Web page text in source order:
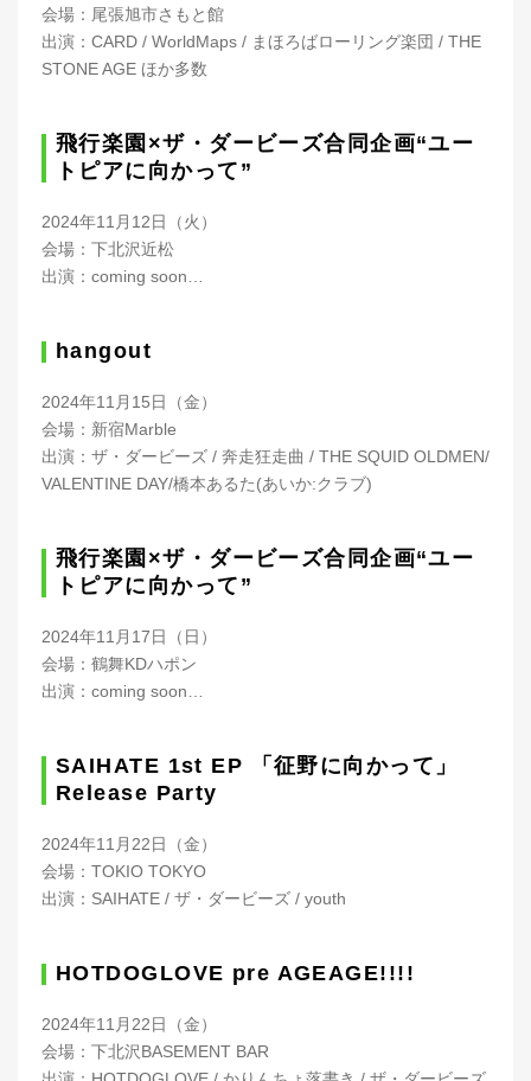
会場：尾張旭市さもと館
出演：CARD / WorldMaps / まほろばローリング楽団 / THE
STONE AGE ほか多数
飛行楽園×ザ・ダービーズ合同企画“ユー
トピアに向かって”
2024年11月12日（火）
会場：下北沢近松
出演：coming soon…
hangout
2024年11月15日（金）
会場：新宿Marble
出演：ザ・ダービーズ / 奔走狂走曲 / THE SQUID OLDMEN/
VALENTINE DAY/橋本あるた(あいか:クラブ)
飛行楽園×ザ・ダービーズ合同企画“ユー
トピアに向かって”
2024年11月17日（日）
会場：鶴舞KDハポン
出演：coming soon…
SAIHATE 1st EP 「征野に向かって」
Release Party
2024年11月22日（金）
会場：TOKIO TOKYO
出演：SAIHATE / ザ・ダービーズ / youth
HOTDOGLOVE pre AGEAGE!!!!
2024年11月22日（金）
会場：下北沢BASEMENT BAR